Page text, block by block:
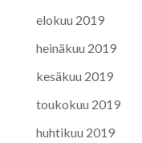
elokuu 2019
heinäkuu 2019
kesäkuu 2019
toukokuu 2019
huhtikuu 2019